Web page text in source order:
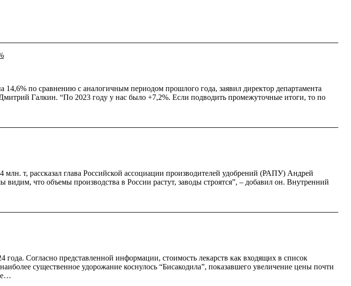
по сравнению с аналогичным периодом прошлого года, заявил директор департамента
Галкин. “По 2023 году у нас было +7,2%. Если подводить промежуточные итоги, то по
т, рассказал глава Российской ассоциации производителей удобрений (РАПУ) Андрей
что объемы производства в России растут, заводы строятся”, – добавил он. Внутренний
Согласно представленной информации, стоимость лекарств как входящих в список
существенное удорожание коснулось “Бисакодила”, показавшего увеличение цены почти